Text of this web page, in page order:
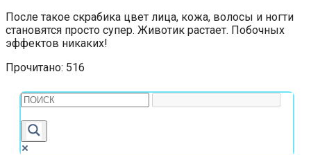
После такое скрабика цвет лица, кожа, волосы и ногти
становятся просто супер. Животик растает. Побочных
эффектов никаких!
Прочитано: 516